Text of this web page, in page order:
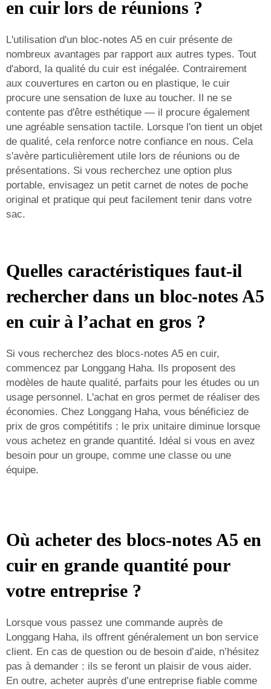
en cuir lors de réunions ?
L'utilisation d'un bloc-notes A5 en cuir présente de
nombreux avantages par rapport aux autres types. Tout
d'abord, la qualité du cuir est inégalée. Contrairement
aux couvertures en carton ou en plastique, le cuir
procure une sensation de luxe au toucher. Il ne se
contente pas d'être esthétique — il procure également
une agréable sensation tactile. Lorsque l'on tient un objet
de qualité, cela renforce notre confiance en nous. Cela
s'avère particulièrement utile lors de réunions ou de
présentations. Si vous recherchez une option plus
portable, envisagez un petit carnet de notes de poche
original et pratique qui peut facilement tenir dans votre
sac.
Quelles caractéristiques faut-il
rechercher dans un bloc-notes A5
en cuir à l’achat en gros ?
Si vous recherchez des blocs-notes A5 en cuir,
commencez par Longgang Haha. Ils proposent des
modèles de haute qualité, parfaits pour les études ou un
usage personnel. L'achat en gros permet de réaliser des
économies. Chez Longgang Haha, vous bénéficiez de
prix de gros compétitifs : le prix unitaire diminue lorsque
vous achetez en grande quantité. Idéal si vous en avez
besoin pour un groupe, comme une classe ou une
équipe.
Où acheter des blocs-notes A5 en
cuir en grande quantité pour
votre entreprise ?
Lorsque vous passez une commande auprès de
Longgang Haha, ils offrent généralement un bon service
client. En cas de question ou de besoin d’aide, n’hésitez
pas à demander : ils se feront un plaisir de vous aider.
En outre, acheter auprès d’une entreprise fiable comme